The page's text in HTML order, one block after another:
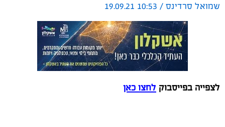
שמואל סרדינס / 10:53 19.09.21
לצפייה בפייסבוק לחצו כאן